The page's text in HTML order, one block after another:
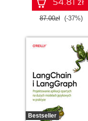
OpenAI dla
zwiększenia
kreatywności.
Wydanie II
87.00zł (-37%)
Bestseller